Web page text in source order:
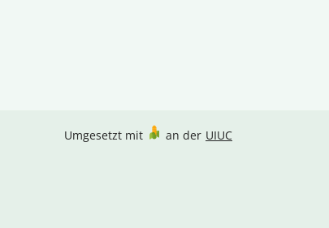
Umgesetzt mit an der UIUC